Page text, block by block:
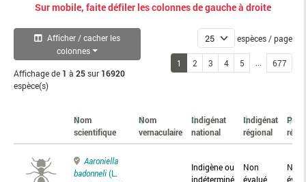
Sur mobile, faite défiler les colonnes de gauche à droite
Afficher / cacher les
colonnes
Affichage de 1 à 25sur 16920
espèce(s)
espèces / page
1 2 3 4 5 ... 677
Nom
scientifique
Nom
vernaculaire
Indigénat
national
Indigénat
régional
Aaroniella
badonneli(L.
Indigène ou
indéterminé
Non
évalué
Non